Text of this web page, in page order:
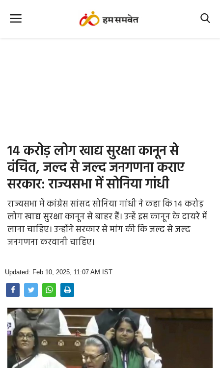
Office Office
Political Gossips
Farm & Food
Opinion
Photo Gallery
Home
14 करोड़ लोग खाद्य सुरक्षा कानून से
वंचित, जल्द से जल्द जनगणना कराए
सरकार: राज्यसभा में सोनिया गांधी
राज्यसभा में कांग्रेस सांसद सोनिया गांधी ने कहा कि 14 करोड़
लोग खाद्य सुरक्षा कानून से बाहर हैं। उन्हें इस कानून के दायरे में
लाना चाहिए। उन्होंने सरकार से मांग की कि जल्द से जल्द
जनगणना करवानी चाहिए।
Updated: Feb 10, 2025, 11:07 AM IST